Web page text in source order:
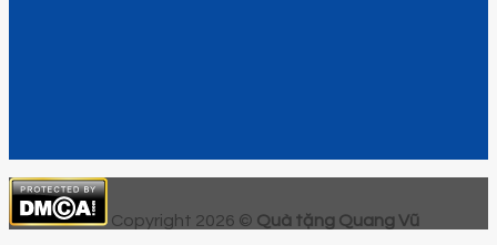
Copyright 2026 © Quà tặng Quang Vũ